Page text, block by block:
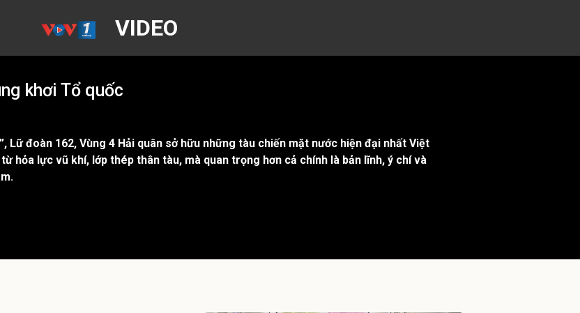
VIDEO
khơi Tổ quốc
Lữ đoàn 162, Vùng 4 Hải quân sở hữu những tàu chiến mặt nước hiện đại nhất Việt
hỏa lực vũ khí, lớp thép thân tàu, mà quan trọng hơn cả chính là bản lĩnh, ý chí và